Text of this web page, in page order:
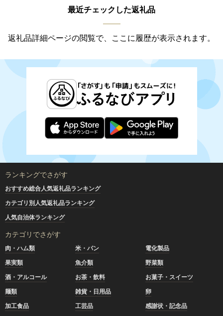
最近チェックした返礼品
返礼品詳細ページの閲覧で、ここに履歴が表示されます。
ランキングでさがす
おすすめ総合人気返礼品ランキング
カテゴリ別人気返礼品ランキング
人気自治体ランキング
カテゴリでさがす
肉・ハム類 米・パン
電化製品
果実類
魚介類
野菜類
酒・アルコール
お茶・飲料
お菓子・スイーツ
麺類
雑貨・日用品
卵
加工食品
工芸品
感謝状・記念品